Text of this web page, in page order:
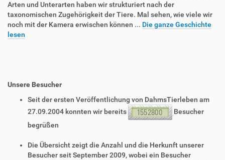
Arten und Unterarten haben wir strukturiert nach der
taxonomischen Zugehörigkeit der Tiere. Mal sehen, wie viele wir
noch mit der Kamera erwischen können ... Die ganze Geschichte
lesen
Unsere Besucher
Seit der ersten Veröffentlichung von DahmsTierleben am
27.09.2004 konnten wir bereits
Besucher
begrüßen
Die Übersicht zeigt die Anzahl und die Herkunft unserer
Besucher seit September 2009, wobei ein Besucher